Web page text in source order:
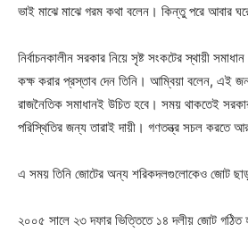
ভাই মাঝে মাঝে গরম কথা বলেন। কিন্তু পরে আবার
নির্বাচনকালীন সরকার নিয়ে সৃষ্ট সংকটের স্থায়ী
কক্ষ করার প্রস্তাব দেন তিনি। আম্বিয়া বলেন, এই
রাজনৈতিক সমাধানই উচিত হবে। সময় থাকতেই
পরিস্থিতির জন্য তারাই দায়ী। গণতন্ত্র সচল করতে
এ সময় তিনি জোটের অন্য শরিকদলগুলোকেও জোট
২০০৫ সালে ২৩ দফার ভিত্তিতে ১৪ দলীয় জোট গঠিত